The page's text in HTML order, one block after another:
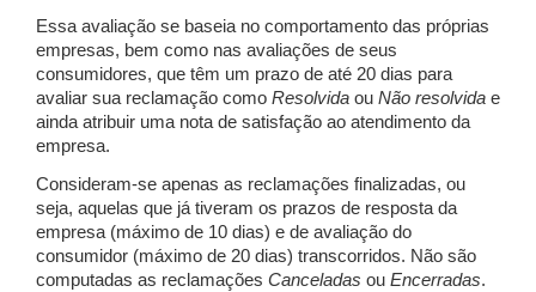
Essa avaliação se baseia no comportamento das próprias
empresas, bem como nas avaliações de seus
consumidores, que têm um prazo de até 20 dias para
avaliar sua reclamação como Resolvida ou Não resolvida e
ainda atribuir uma nota de satisfação ao atendimento da
empresa.
Consideram-se apenas as reclamações finalizadas, ou
seja, aquelas que já tiveram os prazos de resposta da
empresa (máximo de 10 dias) e de avaliação do
consumidor (máximo de 20 dias) transcorridos. Não são
computadas as reclamações Canceladas ou Encerradas.